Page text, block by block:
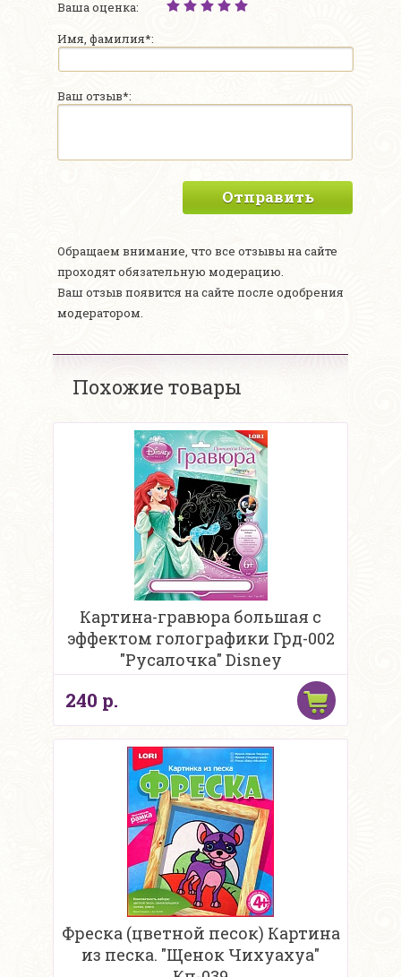
Ваша оценка:
Имя, фамилия*:
Ваш отзыв*:
Отправить
Обращаем внимание, что все отзывы на сайте
проходят обязательную модерацию.
Ваш отзыв появится на сайте после одобрения
модератором.
Похожие товары
Картина-гравюра большая с
эффектом голографики Грд-002
"Русалочка" Disney
240 р.
Фреска (цветной песок) Картина
из песка. "Щенок Чихуахуа"